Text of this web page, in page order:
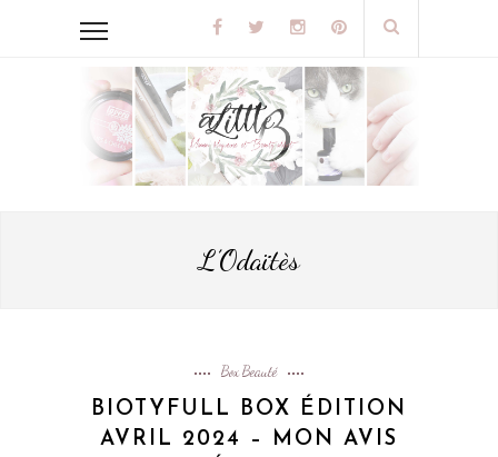
L’Odaïtès
Box Beauté
BIOTYFULL BOX ÉDITION
AVRIL 2024 – MON AVIS